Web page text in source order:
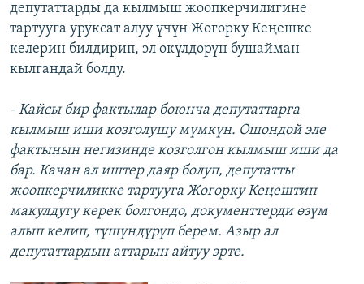
депутаттарды да кылмыш жоопкерчилигине
тартууга уруксат алуу үчүн Жогорку Кеңешке
келерин билдирип, эл өкүлдөрүн бушайман
кылгандай болду.
- Кайсы бир фактылар боюнча депутаттарга
кылмыш иши козголушу мүмкүн. Ошондой эле
фактынын негизинде козголгон кылмыш иши да
бар. Качан ал иштер даяр болуп, депутатты
жоопкерчиликке тартууга Жогорку Кеңештин
макулдугу керек болгондо, документтерди өзүм
алып келип, түшүндүрүп берем. Азыр ал
депутаттардын аттарын айтуу эрте.